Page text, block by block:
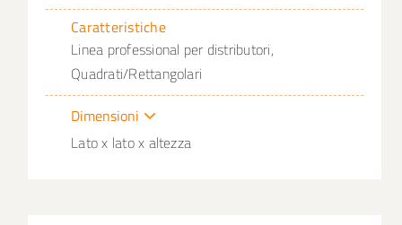
Caratteristiche
Linea professional per distributori,
Quadrati/Rettangolari
Dimensioni
Lato x lato x altezza